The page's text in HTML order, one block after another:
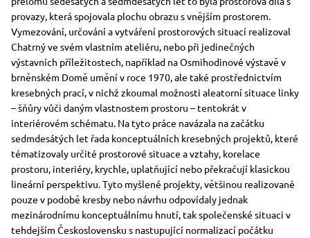
provazy, která spojovala plochu obrazu s vnějším prostorem.
Vymezování, určování a vytváření prostorových situací realizoval
Chatrný ve svém vlastním ateliéru, nebo při jedinečných
výstavních příležitostech, například na Osmihodinové výstavě v
brněnském Domě umění v roce 1970, ale také prostřednictvím
kresebných prací, v nichž zkoumal možnosti aleatorní situace linky
– šňůry vůči daným vlastnostem prostoru – tentokrát v
interiérovém schématu. Na tyto práce navázala na začátku
sedmdesátých let řada konceptuálních kresebných projektů, které
tématizovaly určité prostorové situace a vztahy, korelace
prostoru, interiéry, krychle, uplatňující nebo překračují klasickou
lineární perspektivu. Tyto myšlené projekty, většinou realizované
pouze v podobě kresby nebo návrhu odpovídaly jednak
mezinárodnímu konceptuálnímu hnutí, tak společenské situaci v
tehdejším Československu s nastupující normalizací počátku